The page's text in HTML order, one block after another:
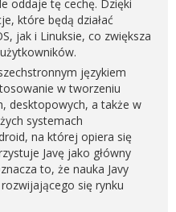
oddaje tę cechę. Dzięki
które będą działać
jak i Linuksie, co zwiększa
językiem
w tworzeniu
desktopowych, a także w
systemach
na której opiera się
Javę jako główny
to, że nauka Javy
się rynku